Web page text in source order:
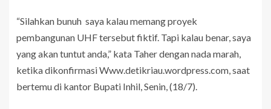
“Silahkan bunuh saya kalau memang proyek
pembangunan UHF tersebut fiktif. Tapi kalau benar, saya
yang akan tuntut anda,” kata Taher dengan nada marah,
ketika dikonfirmasi Www.detikriau.wordpress.com, saat
bertemu di kantor Bupati Inhil, Senin, (18/7).